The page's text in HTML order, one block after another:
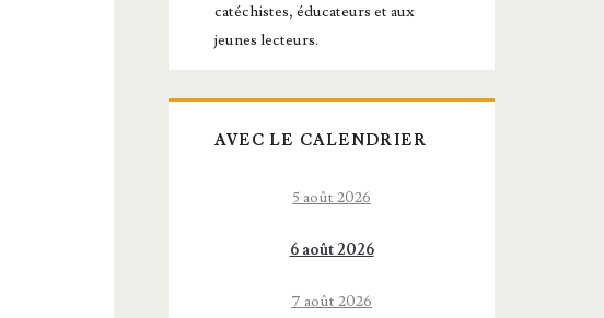
catéchistes, éducateurs et aux
jeunes lecteurs.
AVEC LE CALENDRIER
5 août 2026
6 août 2026
7 août 2026